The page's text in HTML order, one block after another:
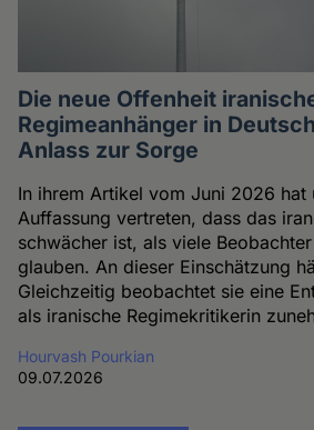
Die neue Offenheit
Regimeanhänger in
Anlass zur Sorge
In ihrem Artikel vom Juni 2026 hat
Auffassung vertreten, dass das
schwächer ist, als viele
glauben. An dieser Einschätzung
Gleichzeitig beobachtet sie eine
als iranische Regimekritikerin
Hourvash Pourkian
09.07.2026